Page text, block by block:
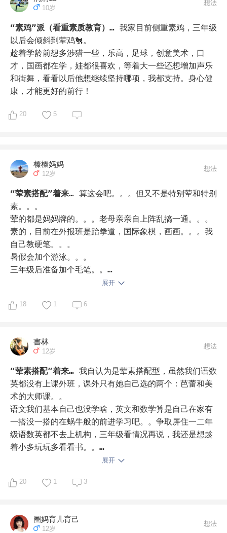
10岁
想法
“素鸡”派（看重素质教育）… 我家目前侧重素鸡，三年级
以后会倾斜到荤鸡🐔。
趁着学龄前想多涉猎一些，乐高，足球，创意美术，口
才，国画都在学，娃都很喜欢，等着大一些还想增加声乐
和街舞，看看以后他想继续坚持哪项，我都支持。身心健
康，才能更好的前行！
20 5
榛榛妈妈
12岁
想法
“荤素搭配”着来… 算这会吧。。。但又不是特别荤和特别
素。。。
荤的都是妈妈牌的。。。老母亲亲自上阵乱搞一通。。。
素的，目前在外报班是跆拳道，国际象棋，画画。。。我
自己教硬笔。。。
暑假会加个游泳。。。
三年级后准备加个毛笔。。
展开
18 1 6
書林
12岁
想法
“荤素搭配”着来… 我自认为是荤素搭配型，虽然我们语数
英都没有上课外班，课外只有她自己选的两个：芭蕾和美
术的大师课。。
语文我们基本自己也没学啥，英文和数学算是自己在家有
一搭没一搭的在蜗牛般的前进学习吧。。争取屏住一二年
级语数英都不去上机构，三年级看情况再说，我还是想趁
着小多玩玩多看看书。。
素的方面，学了俩但日常玩的还不算少吧，篮球、游泳、
倒是挺开心，但我的小白娃晒的黢黑😭
展开
20 1 3
圈妈育儿育己
12岁
想法